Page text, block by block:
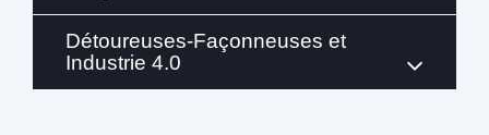
Détoureuses-Façonneuses et
Industrie 4.0